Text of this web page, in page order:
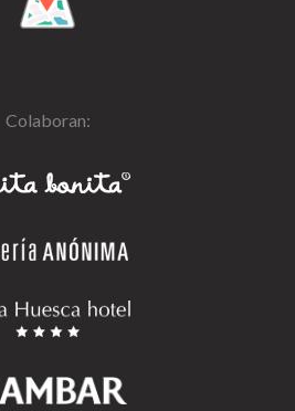
Colaboran: